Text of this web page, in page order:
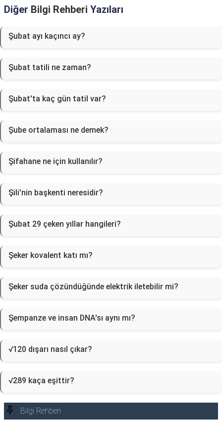
Diğer Bilgi Rehberi Yazıları
Şubat ayı kaçıncı ay?
Şubat tatili ne zaman?
Şubat'ta kaç gün tatil var?
Şube ortalaması ne demek?
Şifahane ne için kullanılır?
Şili'nin başkenti neresidir?
Şubat 29 çeken yıllar hangileri?
Şeker kovalent katı mı?
Şeker suda çözündüğünde elektrik iletebilir mi?
Şempanze ve insan DNA'sı aynı mı?
√120 dışarı nasıl çıkar?
√289 kaça eşittir?
Bilgi Rehberi